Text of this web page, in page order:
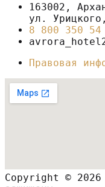
163002,
ул.
8 800 350 54
Правовая
Copyright © 2026